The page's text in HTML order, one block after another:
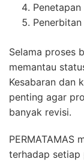
Selama proses
memantau
Kesabaran dan
penting agar
banyak revisi.
PERMATAMAS
terhadap setiap